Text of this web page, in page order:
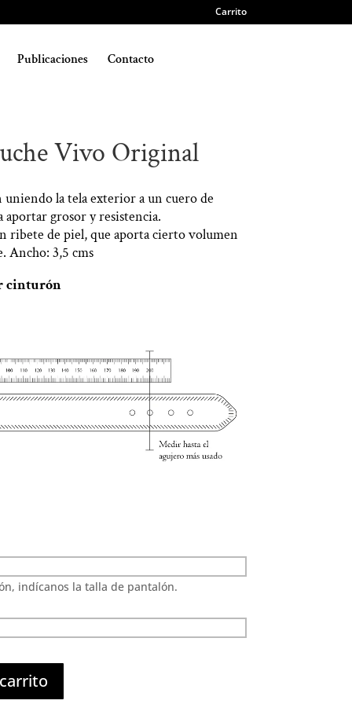
Carrito
Publicaciones Contacto
Vivo Original
uniendo la tela exterior a un cuero de
aportar grosor y resistencia.
ribete de piel, que aporta cierto volumen
Ancho: 3,5 cms
cinturón
indícanos la talla de pantalón.